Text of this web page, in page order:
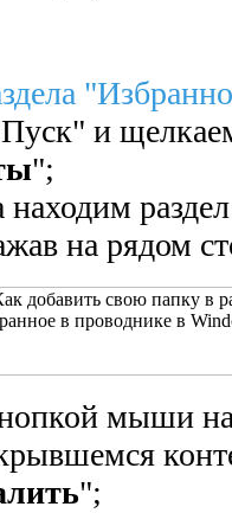
и
";
находим
на рядом
мыши
";